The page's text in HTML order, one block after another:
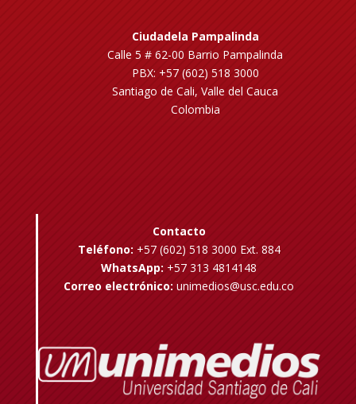
Ciudadela Pampalinda
Calle 5 # 62-00 Barrio Pampalinda
PBX: +57 (602) 518 3000
Santiago de Cali, Valle del Cauca
Colombia
Contacto
Teléfono: +57 (602) 518 3000 Ext. 884
WhatsApp: +57 313 4814148
Correo electrónico: unimedios@usc.edu.co